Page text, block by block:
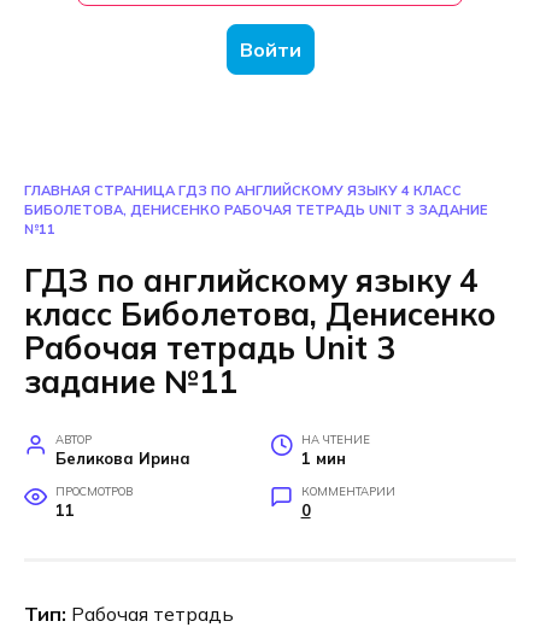
Войти
ГЛАВНАЯ СТРАНИЦА ГДЗ ПО АНГЛИЙСКОМУ ЯЗЫКУ 4 КЛАСС
БИБОЛЕТОВА, ДЕНИСЕНКО РАБОЧАЯ ТЕТРАДЬ UNIT 3 ЗАДАНИЕ
№11
ГДЗ по английскому языку 4
класс Биболетова, Денисенко
Рабочая тетрадь Unit 3
задание №11
АВТОР
Беликова Ирина
НА ЧТЕНИЕ
1 мин
ПРОСМОТРОВ
11
КОММЕНТАРИИ
0
Тип: Рабочая тетрадь